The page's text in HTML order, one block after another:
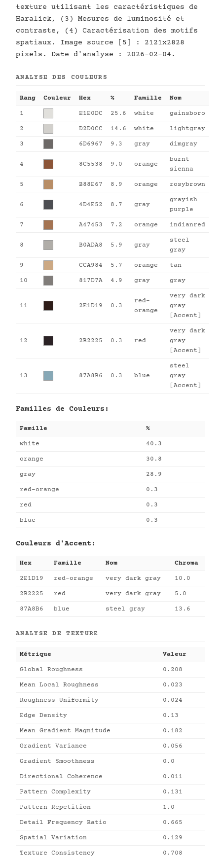
texture utilisant les caractéristiques de
Haralick, (3) Mesures de luminosité et
contraste, (4) Caractérisation des motifs
spatiaux. Image source [5] : 2121x2828
pixels. Date d'analyse : 2026-02-04.
ANALYSE DES COULEURS
Rang Couleur Hex % Famille Nom
1 E1E0DC 25.6 white gainsboro
2 D2D0CC 14.6 white lightgray
3 6D6967 9.3 gray dimgray
4 8C5538 9.0 orange
burnt
sienna
5 B88E67 8.9 orange rosybrown
6 4D4E52 8.7 gray
grayish
purple
7 A47453 7.2 orange indianred
8 B0ADA8 5.9 gray
steel
gray
9 CCA984 5.7 orange tan
10 817D7A 4.9 gray gray
11 2E1D19 0.3
red-
orange
very dark
gray
[Accent]
12 2B2225 0.3 red
very dark
gray
[Accent]
13 87A8B6 0.3 blue
steel
gray
[Accent]
Familles de Couleurs:
Famille %
white 40.3
orange 30.8
gray 28.9
red-orange 0.3
red 0.3
blue 0.3
Couleurs d'Accent:
Hex Famille Nom Chroma
2E1D19 red-orange very dark gray 10.0
2B2225 red very dark gray 5.0
87A8B6 blue steel gray 13.6
ANALYSE DE TEXTURE
Métrique Valeur
Global Roughness 0.208
Mean Local Roughness 0.023
Roughness Uniformity 0.024
Edge Density 0.13
Mean Gradient Magnitude 0.182
Gradient Variance 0.056
Gradient Smoothness 0.0
Directional Coherence 0.011
Pattern Complexity 0.131
Pattern Repetition 1.0
Detail Frequency Ratio 0.665
Spatial Variation 0.129
Texture Consistency 0.708